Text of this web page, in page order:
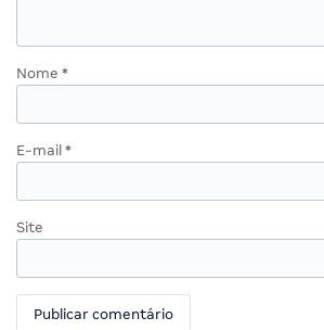
Nome *
E-mail *
Site